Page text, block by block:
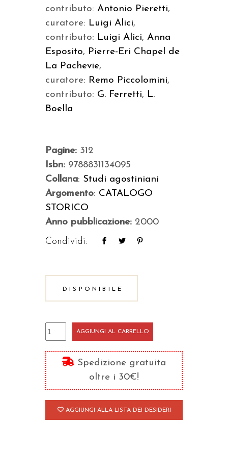
contributo: Antonio Pieretti,
curatore: Luigi Alici,
contributo: Luigi Alici, Anna
Esposito, Pierre-Eri Chapel de
La Pachevie,
curatore: Remo Piccolomini,
contributo: G. Ferretti, L.
Boella
Pagine: 312
Isbn: 9788831134095
Collana: Studi agostiniani
Argomento: CATALOGO
STORICO
Anno pubblicazione: 2000
Condividi:
DISPONIBILE
Esistenza
e
libertà
quantità
AGGIUNGI AL CARRELLO
Spedizione gratuita
oltre i 30€!
AGGIUNGI ALLA LISTA DEI DESIDERI